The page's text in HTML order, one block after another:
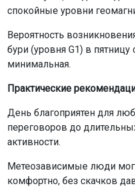
спокойные уровни
Вероятность
бури (уровня G1) в пятницу
минимальная.
Практические
День благоприятен для
переговоров до
активности.
Метеозависимые люди
комфортно, без скачков